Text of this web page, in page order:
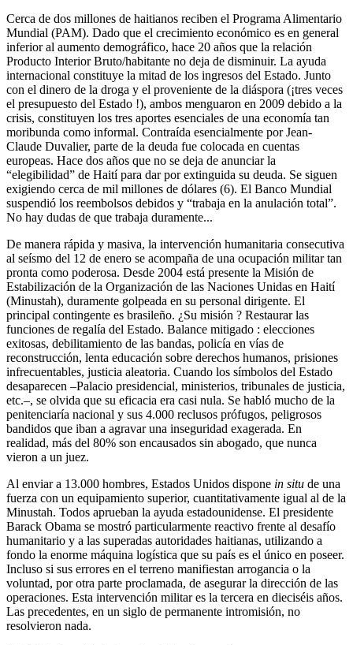
Cerca de dos millones de haitianos reciben el Programa Alimentario
Mundial (PAM). Dado que el crecimiento económico es en general
inferior al aumento demográfico, hace 20 años que la relación
Producto Interior Bruto/habitante no deja de disminuir. La ayuda
internacional constituye la mitad de los ingresos del Estado. Junto
con el dinero de la droga y el proveniente de la diáspora (¡tres veces
el presupuesto del Estado !), ambos menguaron en 2009 debido a la
crisis, constituyen los tres aportes esenciales de una economía tan
moribunda como informal. Contraída esencialmente por Jean-
Claude Duvalier, parte de la deuda fue colocada en cuentas
europeas. Hace dos años que no se deja de anunciar la
“elegibilidad” de Haití para dar por extinguida su deuda. Se siguen
exigiendo cerca de mil millones de dólares (6). El Banco Mundial
suspendió los reembolsos debidos y “trabaja en la anulación total”.
No hay dudas de que trabaja duramente...
De manera rápida y masiva, la intervención humanitaria consecutiva
al seísmo del 12 de enero se acompaña de una ocupación militar tan
pronta como poderosa. Desde 2004 está presente la Misión de
Estabilización de la Organización de las Naciones Unidas en Haití
(Minustah), duramente golpeada en su personal dirigente. El
principal contingente es brasileño. ¿Su misión ? Restaurar las
funciones de regalía del Estado. Balance mitigado : elecciones
exitosas, debilitamiento de las bandas, policía en vías de
reconstrucción, lenta educación sobre derechos humanos, prisiones
infrecuentables, justicia aleatoria. Cuando los símbolos del Estado
desaparecen –Palacio presidencial, ministerios, tribunales de justicia,
etc.–, se olvida que su eficacia era casi nula. Se habló mucho de la
penitenciaría nacional y sus 4.000 reclusos prófugos, peligrosos
bandidos que iban a agravar una inseguridad exagerada. En
realidad, más del 80% son encausados sin abogado, que nunca
vieron a un juez.
Al enviar a 13.000 hombres, Estados Unidos dispone in situ de una
fuerza con un equipamiento superior, cuantitativamente igual al de la
Minustah. Todos aprueban la ayuda estadounidense. El presidente
Barack Obama se mostró particularmente reactivo frente al desafío
humanitario y a las superadas autoridades haitianas, utilizando a
fondo la enorme máquina logística que su país es el único en poseer.
Incluso si sus errores en el terreno manifiestan arrogancia o la
voluntad, por otra parte proclamada, de asegurar la dirección de las
operaciones. Esta intervención militar es la tercera en dieciséis años.
Las precedentes, en un siglo de permanente intromisión, no
resolvieron nada.